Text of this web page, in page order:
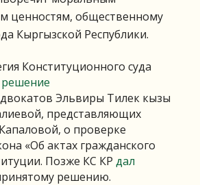
ценностям, общественному
Кыргызской Республики.
Конституционного суда
решение
Эльвиры Тилек кызы
представляющих
о проверке
«Об актах гражданского
Позже КС КР дал
решению.